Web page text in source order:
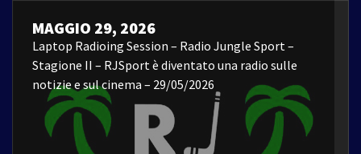
MAGGIO 29, 2026
Laptop Radioing Session – Radio Jungle Sport –
Stagione II – RJSport è diventato una radio sulle
notizie e sul cinema – 29/05/2026